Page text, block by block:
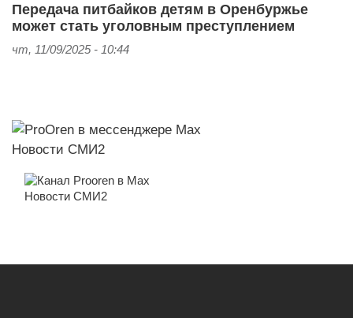
Передача питбайков детям в Оренбуржье
может стать уголовным преступлением
чт, 11/09/2025 - 10:44
Новости СМИ2
Новости СМИ2